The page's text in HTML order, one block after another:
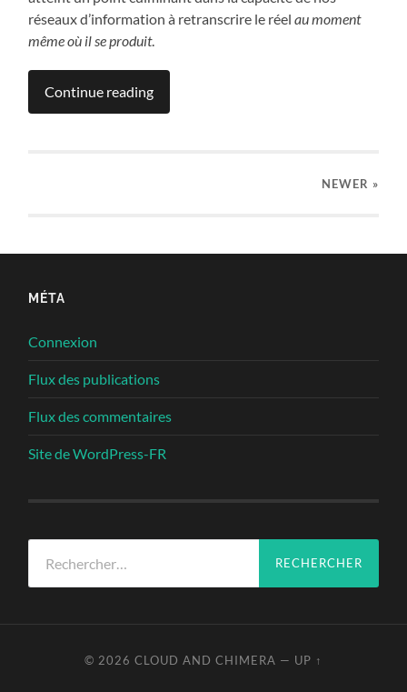
réseaux d’information à retranscrire le réelau moment
même où il se produit.
Continue reading
NEWER »
MÉTA
Connexion
Flux des publications
Flux des commentaires
Site de WordPress-FR
© 2026 CLOUD AND CHIMERA — UP ↑